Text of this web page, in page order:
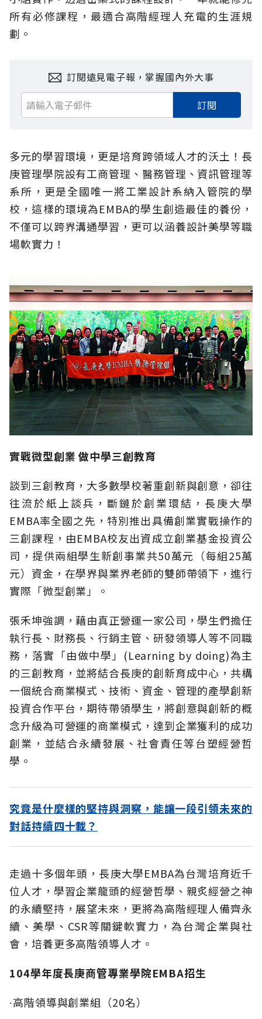
所有必修課程，最適合高階經理人充電的生涯規
劃。
訂閱遠見電子報，掌握國內外大事
訂閱
多元的學習環境，更是培育跨領域人才的沃土！長
庚管理學院設有工商管理、醫務管理、資訊管理等
系所，更是全國唯一將工業設計系納入管院的學
校，這樣的環境為EMBA的學生創造最佳的養份，
不僅可以跨界溝通學習，更可以涵養設計美學等職
場軟實力！
實戰微型創業 做中學三創教育
談到三創教育，大多數學校著重創新與創意，卻往
往流於紙上談兵，斷鏈於創業環結，長庚大學
EMBA率全國之先，特別推出具備創業實戰操作的
三創課程，由EMBA校友出資成立創業基金投資公
司，提供兩組學生新創事業共50萬元（每組25萬
元）資金，在學界與業界老師的雙師帶領下，進行
實際「微型創業」。
張禾坤強調，藉由真正營運一家公司，學生們擔任
執行長、財務長、行銷主管、研發領導人等不同職
務，落實「由做中學」(Learning by doing)為主
的三創教育，並將結合長庚的創新育成中心，共構
一個統合商業模式、技術、資金、管理的產學創新
投資合作平台，期待帶領學生，將創意與創新的概
念升級為可營運的商業模式，達到企業獲利的成功
創業，並結合永續發展、社會責任等台塑經營哲
學。
究竟是什麼樣的堅持與洞察，能讓一段引領未來的
對話持續四十載？
走過十多個年頭，長庚大學EMBA為台灣培育近千
位人才，學習企業龍頭的經營哲學、親炙經營之神
的永續堅持，展望未來，更將為高階經理人備齊永
續、美學、CSR等關鍵軟實力，為台灣企業與社
會，培養更多高階領導人才。
104學年度長庚商管專業學院EMBA招生
∙高階領導與創業組（20名）